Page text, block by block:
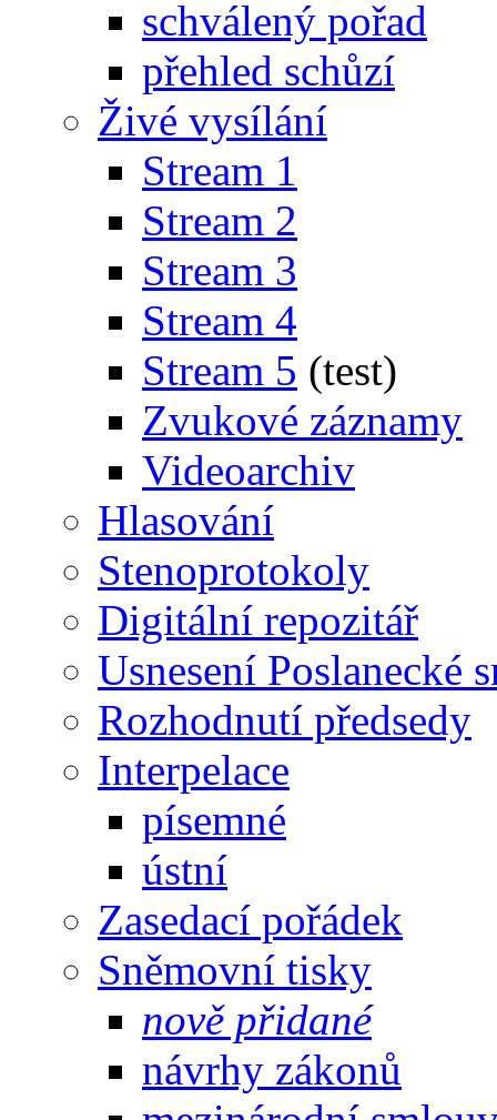
schválený pořad
přehled schůzí
Živé vysílání
Stream 1
Stream 2
Stream 3
Stream 4
Stream 5 (test)
Zvukové záznamy
Videoarchiv
Hlasování
Stenoprotokoly
Digitální repozitář
Usnesení Poslanecké
Rozhodnutí předsedy
Interpelace
písemné
ústní
Zasedací pořádek
Sněmovní tisky
nově přidané
návrhy zákonů